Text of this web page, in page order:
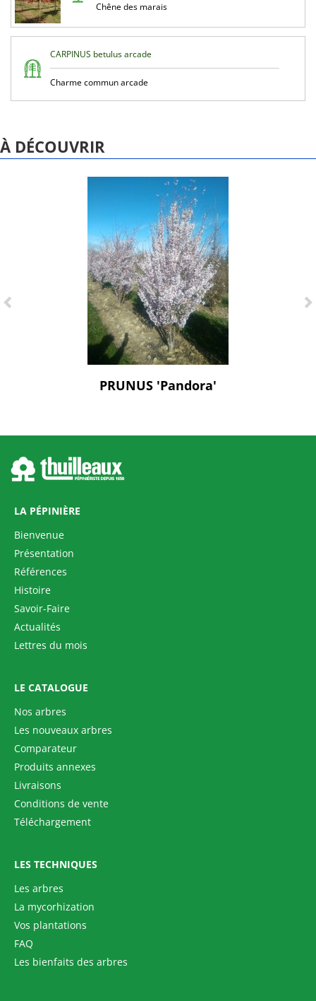
Chêne des marais
CARPINUS betulus arcade
Charme commun arcade
À DÉCOUVRIR
PRUNUS 'Pandora'
LA PÉPINIÈRE
Bienvenue
Présentation
Références
Histoire
Savoir-Faire
Actualités
Lettres du mois
LE CATALOGUE
Nos arbres
Les nouveaux arbres
Comparateur
Produits annexes
Livraisons
Conditions de vente
Téléchargement
LES TECHNIQUES
Les arbres
La mycorhization
Vos plantations
FAQ
Les bienfaits des arbres